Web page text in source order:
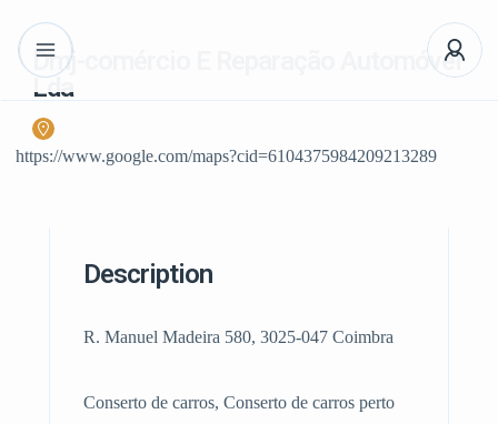
Dmj-comércio E Reparação Automóvel
Lda
https://www.google.com/maps?cid=6104375984209213289
Description
R. Manuel Madeira 580, 3025-047 Coimbra
Conserto de carros, Conserto de carros perto